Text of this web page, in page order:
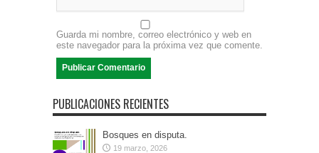
Guarda mi nombre, correo electrónico y web en
este navegador para la próxima vez que comente.
PUBLICACIONES RECIENTES
Bosques en disputa.
19 marzo, 2026